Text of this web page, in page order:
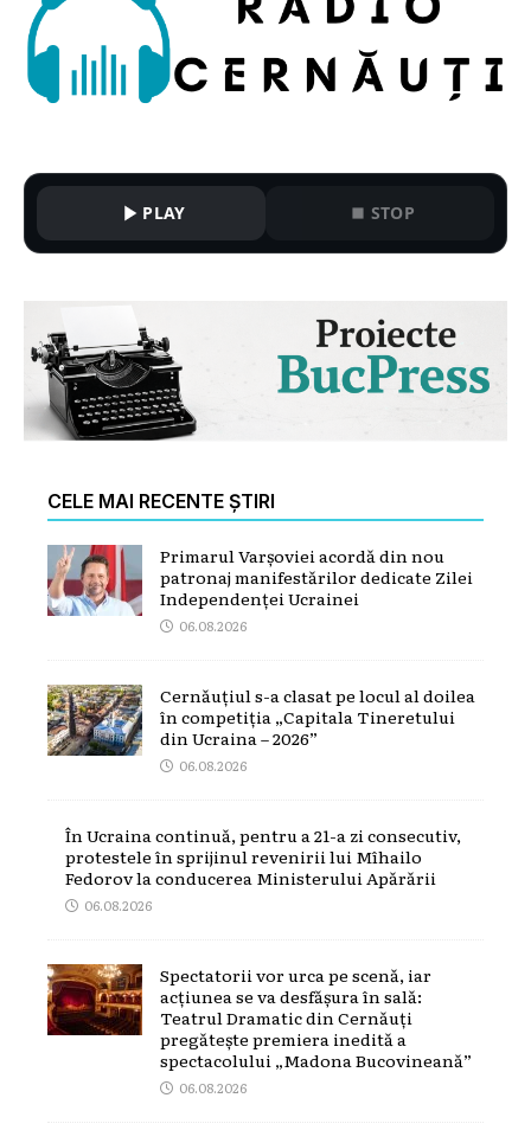
PLAY STOP
CELE MAI RECENTE ȘTIRI
Primarul Varșoviei acordă din nou
patronaj manifestărilor dedicate Zilei
Independenței Ucrainei
06.08.2026
Cernăuțiul s-a clasat pe locul al doilea
în competiția „Capitala Tineretului
din Ucraina – 2026”
06.08.2026
În Ucraina continuă, pentru a 21-a zi consecutiv,
protestele în sprijinul revenirii lui Mîhailo
Fedorov la conducerea Ministerului Apărării
06.08.2026
Spectatorii vor urca pe scenă, iar
acțiunea se va desfășura în sală:
Teatrul Dramatic din Cernăuți
pregătește premiera inedită a
spectacolului „Madona Bucovineană”
06.08.2026